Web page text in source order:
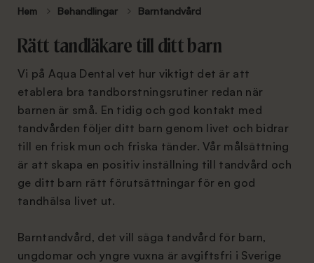
Hem Behandlingar Barntandvård
Rätt tandläkare till ditt barn
Vi på Aqua Dental vet hur viktigt det är att
etablera bra tandborstningsrutiner redan när
barnen är små. En tidig och god kontakt med
tandvården följer ditt barn genom livet och bidrar
till en frisk mun och friska tänder. Vår målsättning
är att skapa en positiv inställning till tandvård och
ge ditt barn rätt förutsättningar för en god
tandhälsa livet ut.
Barntandvård, det vill säga tandvård för barn,
ungdomar och yngre vuxna är avgiftsfri i Sverige